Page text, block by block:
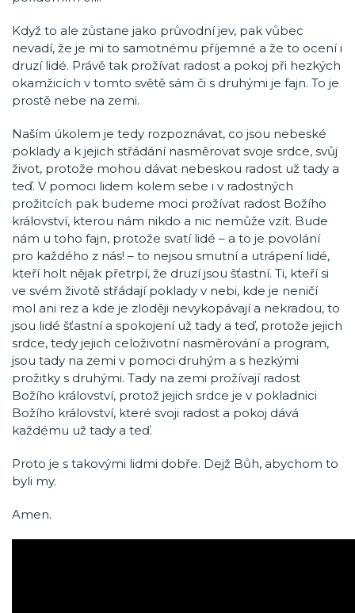
Když to ale zůstane jako průvodní jev, pak vůbec
nevadí, že je mi to samotnému příjemné a že to ocení i
druzí lidé. Právě tak prožívat radost a pokoj při hezkých
okamžicích v tomto světě sám či s druhými je fajn. To je
prostě nebe na zemi.
Naším úkolem je tedy rozpoznávat, co jsou nebeské
poklady a k jejich střádání nasměrovat svoje srdce, svůj
život, protože mohou dávat nebeskou radost už tady a
teď. V pomoci lidem kolem sebe i v radostných
prožitcích pak budeme moci prožívat radost Božího
království, kterou nám nikdo a nic nemůže vzít. Bude
nám u toho fajn, protože svatí lidé – a to je povolání
pro každého z nás! – to nejsou smutní a utrápení lidé,
kteří holt nějak přetrpí, že druzí jsou šťastní. Ti, kteří si
ve svém životě střádají poklady v nebi, kde je neničí
mol ani rez a kde je zloději nevykopávají a nekradou, to
jsou lidé šťastní a spokojení už tady a teď, protože jejich
srdce, tedy jejich celoživotní nasměrování a program,
jsou tady na zemi v pomoci druhým a s hezkými
prožitky s druhými. Tady na zemi prožívají radost
Božího království, protož jejich srdce je v pokladnici
Božího království, které svoji radost a pokoj dává
každému už tady a teď.
Proto je s takovými lidmi dobře. Dejž Bůh, abychom to
byli my.
Amen.